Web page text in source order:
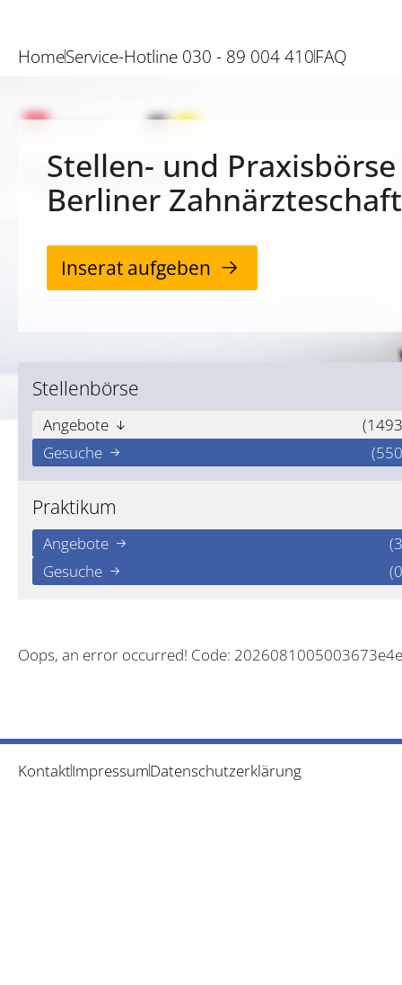
HomeService-Hotline 030 - 89 004 410FAQ
Stellen- und
Berliner Zahnärzteschaft
Inserat aufgeben
Stellenbörse
Angebote
Gesuche
Praktikum
Angebote
Gesuche
Oops, an error occurred! Code:
KontaktImpressumDatenschutzerklärung